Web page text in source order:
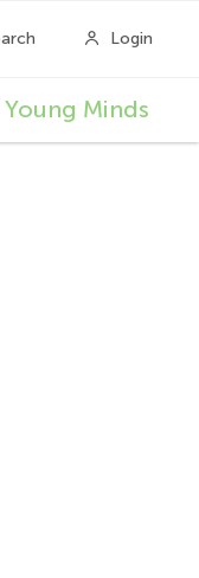
Young Minds